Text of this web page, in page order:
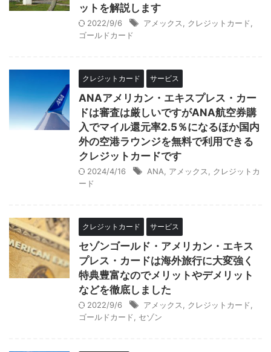
ットを解説します
2022/9/6 アメックス クレジットカード
ゴールドカード
クレジットカード サービス
ANAアメリカン・エキスプレス・カー
ドは審査は厳しいですがANA航空券購
入でマイル還元率2.5％になるほか国内
外の空港ラウンジを無料で利用できる
クレジットカードです
2024/4/16 ANA アメックス
クレジットカ
ード
クレジットカード サービス
セゾンゴールド・アメリカン・エキス
プレス・カードは海外旅行に大変強く
特典豊富なのでメリットやデメリット
などを徹底しました
2022/9/6 アメックス クレジットカード
ゴールドカード
セゾン